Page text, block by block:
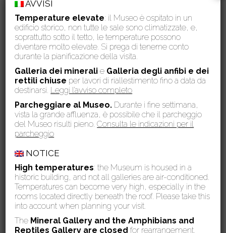
Video
Player
AVVISI
Temperature elevate: il Museo è ospitato in un
edificio storico, non tutte le sale sono climatizzate, e,
soprattutto sotto il tetto, le temperature possono
diventare molto elevate. Si prega di tenerne conto
durante la pianificazione della visita.
Galleria dei minerali e Galleria degli anfibi e dei
rettili chiuse per lavori di riallestimento fino a data da
destinarsi. Leggi l’avviso completo
Parcheggiare al Museo. Durante i fine settimana,
vista la grande affluenza, è possibile che il parcheggio
del Museo risulti pieno.Consulta le indicazioni per il
parcheggio
NOTICE
High temperatures: the Museum is housed in a
historic building, and not all galleries are air-conditioned.
Temperatures can become very high, especially in the
rooms located directly beneath the roof. Please take this
into account when planning your visit.
The Mineral Gallery and the Amphibians and
Reptiles Gallery are closed for rearrangement.